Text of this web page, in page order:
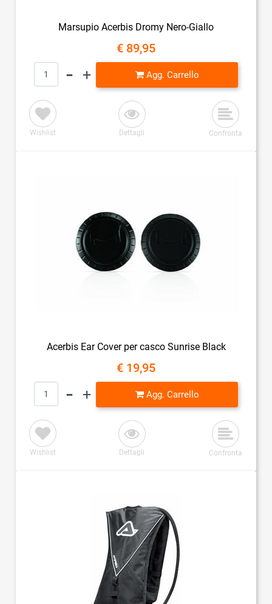
Marsupio Acerbis Dromy Nero-Giallo
€ 89,95
Quantità
Agg. Carrello
Wishlist Dettagli Confronta
Acerbis Ear Cover per casco Sunrise Black
€ 19,95
Quantità
Agg. Carrello
Wishlist Dettagli Confronta